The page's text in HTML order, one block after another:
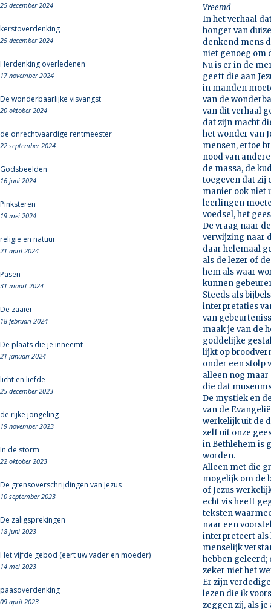
25 december 2024
kerstoverdenking
25 december 2024
Herdenking overledenen
17 november 2024
De wonderbaarlijke visvangst
20 oktober 2024
de onrechtvaardige rentmeester
22 september 2024
Godsbeelden
16 juni 2024
Pinksteren
19 mei 2024
religie en natuur
21 april 2024
Pasen
31 maart 2024
De zaaier
18 februari 2024
De plaats die je inneemt
21 januari 2024
licht en liefde
25 december 2023
de rijke jongeling
19 november 2023
In de storm
22 oktober 2023
De grensoverschrijdingen van Jezus
10 september 2023
De zaligsprekingen
18 juni 2023
Het vijfde gebod (eert uw vader en moeder)
14 mei 2023
paasoverdenking
09 april 2023
Vreemd
In het verhaal
honger van
denkend mens
niet genoeg om
Nu is er in de
geeft die aan
in manden
van de
van dit verhaal
dat zijn macht
het wonder van
mensen, ertoe
nood van
de massa, de
toegeven dat zij
manier ook niet
leerlingen
voedsel, het
De vraag naar
verwijzing naar
daar helemaal
als de lezer of
hem als waar
kunnen
Steeds als
interpretaties
van
maak je van de
goddelijke
lijkt op
onder een stolp
alleen nog
die dat
De mystiek en
van de
werkelijk uit de
zelf uit onze
in Bethlehem is
worden.
Alleen met die
mogelijk om de
of Jezus
echt vis heeft
teksten
naar een
interpreteert als
menselijk
hebben
zeker niet het
Er zijn
lezen die ik
zeggen zij, als